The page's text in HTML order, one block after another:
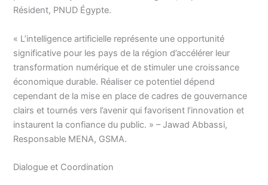
Résident, PNUD Égypte.
« L’intelligence artificielle représente une opportunité
significative pour les pays de la région d’accélérer leur
transformation numérique et de stimuler une croissance
économique durable. Réaliser ce potentiel dépend
cependant de la mise en place de cadres de gouvernance
clairs et tournés vers l’avenir qui favorisent l’innovation et
instaurent la confiance du public. » – Jawad Abbassi,
Responsable MENA, GSMA.
Dialogue et Coordination